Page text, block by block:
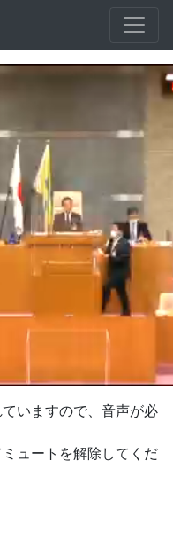
いますので、音声が必
ュートを解除してくだ